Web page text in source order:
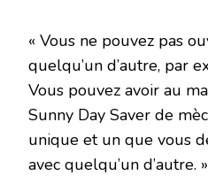
« Vous ne pouvez pas
quelqu’un d’autre, par
Vous pouvez avoir au
Sunny Day Saver de
unique et un que vous
avec quelqu’un d’autre. »